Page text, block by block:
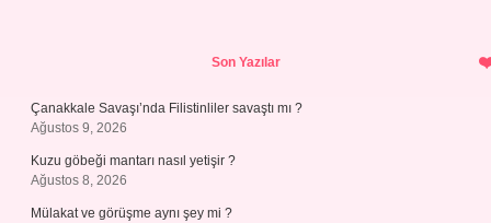
Son Yazılar
Çanakkale Savaşı’nda Filistinliler savaştı mı ?
Ağustos 9, 2026
Kuzu göbeği mantarı nasıl yetişir ?
Ağustos 8, 2026
Mülakat ve görüşme aynı şey mi ?